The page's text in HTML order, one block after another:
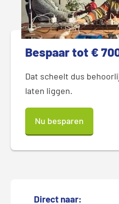
Bespaar tot €
Dat scheelt dus
laten liggen.
Nu besparen
Direct naar: